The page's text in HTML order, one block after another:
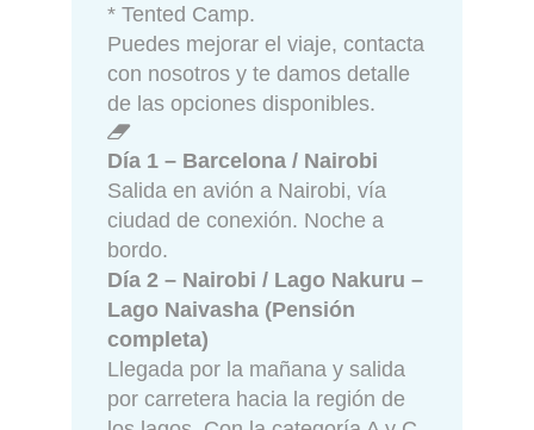
* Tented Camp.
Puedes mejorar el viaje, contacta
con nosotros y te damos detalle
de las opciones disponibles.
Día 1 – Barcelona / Nairobi
Salida en avión a Nairobi, vía
ciudad de conexión. Noche a
bordo.
Día 2 – Nairobi / Lago Nakuru –
Lago Naivasha (Pensión
completa)
Llegada por la mañana y salida
por carretera hacia la región de